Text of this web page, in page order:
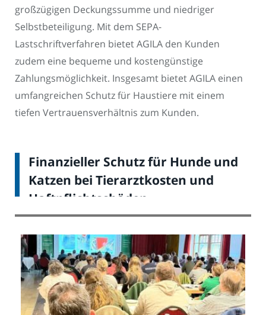
großzügigen Deckungssumme und niedriger
Selbstbeteiligung. Mit dem SEPA-
Lastschriftverfahren bietet AGILA den Kunden
zudem eine bequeme und kostengünstige
Zahlungsmöglichkeit. Insgesamt bietet AGILA einen
umfangreichen Schutz für Haustiere mit einem
tiefen Vertrauensverhältnis zum Kunden.
Finanzieller Schutz für Hunde und
Katzen bei Tierarztkosten und
Haftpflichtschäden